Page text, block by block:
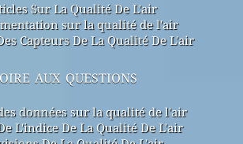
Sur La Qualité De L'air
sur la qualité de l'air
Capteurs De La Qualité De L'air
aux questions
données sur la qualité de l'air
L'indice De La Qualité De L'air